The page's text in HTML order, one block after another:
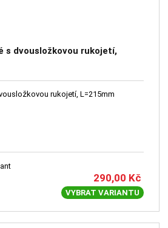
s dvousložkovou rukojetí,
rukojetí, L=215mm
290,00 Kč
VYBRAT VARIANTU